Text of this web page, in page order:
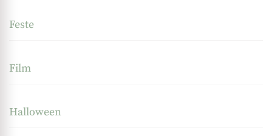
Feste
Film
Halloween